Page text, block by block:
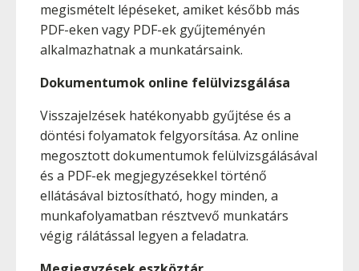
megismételt lépéseket, amiket később más
PDF-eken vagy PDF-ek gyűjteményén
alkalmazhatnak a munkatársaink.
Dokumentumok online felülvizsgálása
Visszajelzések hatékonyabb gyűjtése és a
döntési folyamatok felgyorsítása. Az online
megosztott dokumentumok felülvizsgálásával
és a PDF-ek megjegyzésekkel történő
ellátásával biztosítható, hogy minden, a
munkafolyamatban résztvevő munkatárs
végig rálátással legyen a feladatra.